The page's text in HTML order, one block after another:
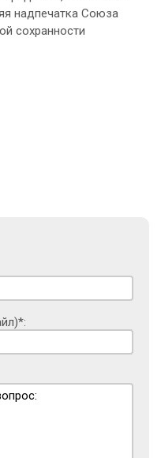
надпечатка Союза
сохранности